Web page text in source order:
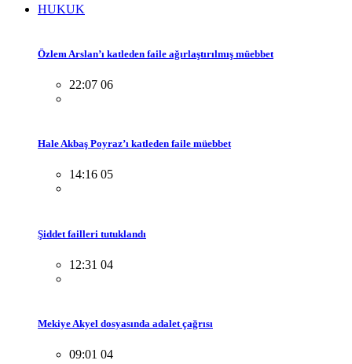
HUKUK
Özlem Arslan’ı katleden faile ağırlaştırılmış müebbet
22:07 06
Hale Akbaş Poyraz’ı katleden faile müebbet
14:16 05
Şiddet failleri tutuklandı
12:31 04
Mekiye Akyel dosyasında adalet çağrısı
09:01 04